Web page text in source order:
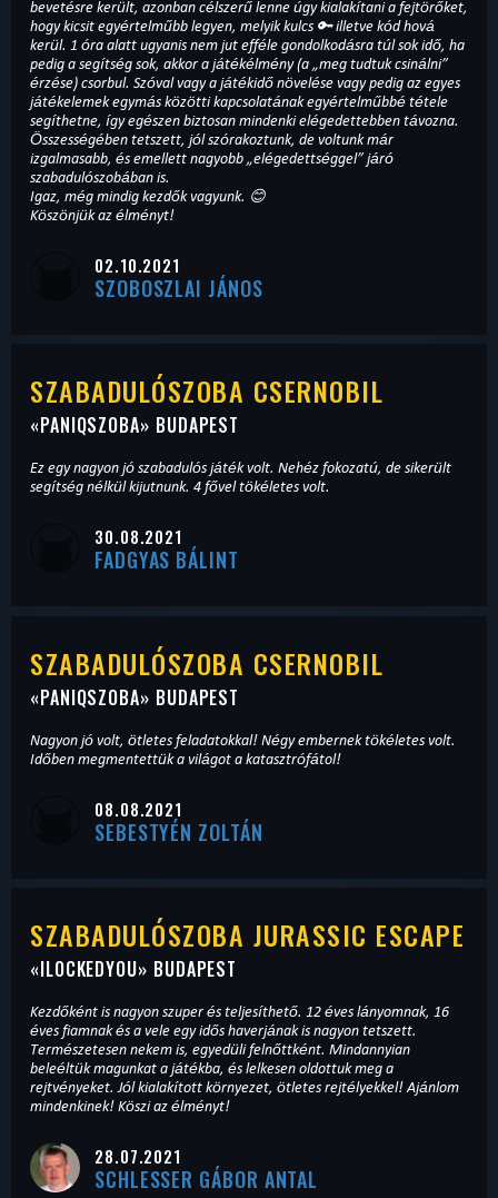
bevetésre került, azonban célszerű lenne úgy kialakítani a fejtörőket,
hogy kicsit egyértelműbb legyen, melyik kulcs 🔑 illetve kód hová
kerül. 1 óra alatt ugyanis nem jut efféle gondolkodásra túl sok idő, ha
pedig a segítség sok, akkor a játékélmény (a „meg tudtuk csinálni”
érzése) csorbul. Szóval vagy a játékidő növelése vagy pedig az egyes
játékelemek egymás közötti kapcsolatának egyértelműbbé tétele
segíthetne, így egészen biztosan mindenki elégedettebben távozna.
Összességében tetszett, jól szórakoztunk, de voltunk már
izgalmasabb, és emellett nagyobb „elégedettséggel” járó
szabadulószobában is.
Igaz, még mindig kezdők vagyunk. 😊
Köszönjük az élményt!
02.10.2021
SZOBOSZLAI JÁNOS
SZABADULÓSZOBA CSERNOBIL
«PANIQSZOBA» BUDAPEST
Ez egy nagyon jó szabadulós játék volt. Nehéz fokozatú, de sikerült
segítség nélkül kijutnunk. 4 fővel tökéletes volt.
30.08.2021
FADGYAS BÁLINT
SZABADULÓSZOBA CSERNOBIL
«PANIQSZOBA» BUDAPEST
Nagyon jó volt, ötletes feladatokkal! Négy embernek tökéletes volt.
Időben megmentettük a világot a katasztrófátol!
08.08.2021
SEBESTYÉN ZOLTÁN
SZABADULÓSZOBA JURASSIC ESCAPE
«ILOCKEDYOU» BUDAPEST
Kezdőként is nagyon szuper és teljesíthető. 12 éves lányomnak, 16
éves fiamnak és a vele egy idős haverjának is nagyon tetszett.
Természetesen nekem is, egyedüli felnőttként. Mindannyian
beleéltük magunkat a játékba, és lelkesen oldottuk meg a
rejtvényeket. Jól kialakított környezet, ötletes rejtélyekkel! Ajánlom
mindenkinek! Köszi az élményt!
28.07.2021
SCHLESSER GÁBOR ANTAL